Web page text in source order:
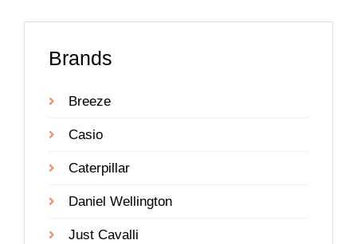
Brands
Breeze
Casio
Caterpillar
Daniel Wellington
Just Cavalli